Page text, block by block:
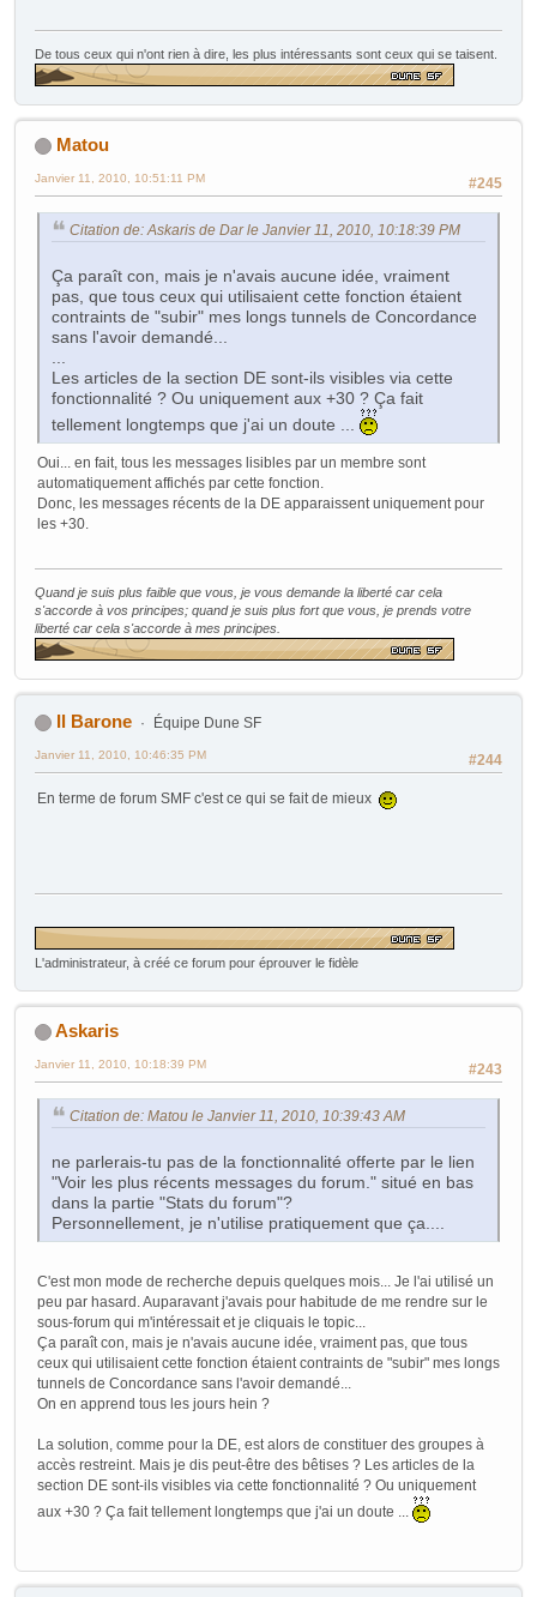
De tous ceux qui n'ont rien à dire, les plus intéressants sont ceux qui se taisent.
Matou
#245
Janvier 11, 2010, 10:51:11 PM
Citation de: Askaris de Dar le Janvier 11, 2010, 10:18:39 PM
Ça paraît con, mais je n'avais aucune idée, vraiment
pas, que tous ceux qui utilisaient cette fonction étaient
contraints de "subir" mes longs tunnels de Concordance
sans l'avoir demandé...
Les articles de la section DE sont-ils visibles via cette
fonctionnalité ? Ou uniquement aux +30 ? Ça fait
tellement longtemps que j'ai un doute ...
Oui... en fait, tous les messages lisibles par un membre sont
automatiquement affichés par cette fonction.
Donc, les messages récents de la DE apparaissent uniquement pour
les +30.
Quand je suis plus faible que vous, je vous demande la liberté car cela
s'accorde à vos principes; quand je suis plus fort que vous, je prends votre
liberté car cela s'accorde à mes principes.
Il Barone Équipe Dune SF
#244
Janvier 11, 2010, 10:46:35 PM
En terme de forum SMF c'est ce qui se fait de mieux
L'administrateur, à créé ce forum pour éprouver le fidèle
Askaris
#243
Janvier 11, 2010, 10:18:39 PM
Citation de: Matou le Janvier 11, 2010, 10:39:43 AM
ne parlerais-tu pas de la fonctionnalité offerte par le lien
"Voir les plus récents messages du forum." situé en bas
dans la partie "Stats du forum"?
Personnellement, je n'utilise pratiquement que ça....
C'est mon mode de recherche depuis quelques mois... Je l'ai utilisé un
peu par hasard. Auparavant j'avais pour habitude de me rendre sur le
sous-forum qui m'intéressait et je cliquais le topic...
Ça paraît con, mais je n'avais aucune idée, vraiment pas, que tous
ceux qui utilisaient cette fonction étaient contraints de "subir" mes longs
tunnels de Concordance sans l'avoir demandé...
On en apprend tous les jours hein ?
La solution, comme pour la DE, est alors de constituer des groupes à
accès restreint. Mais je dis peut-être des bêtises ? Les articles de la
section DE sont-ils visibles via cette fonctionnalité ? Ou uniquement
aux +30 ? Ça fait tellement longtemps que j'ai un doute ...